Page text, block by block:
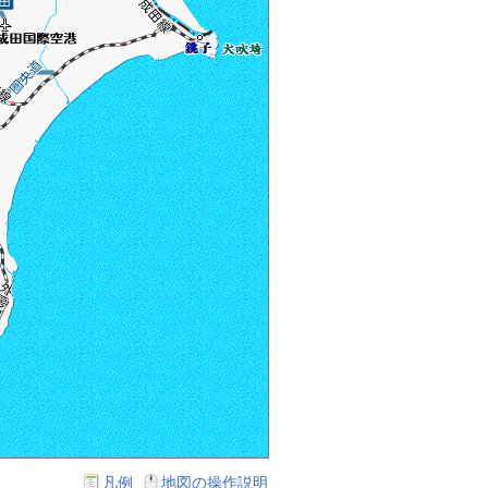
凡例 地図の操作説明